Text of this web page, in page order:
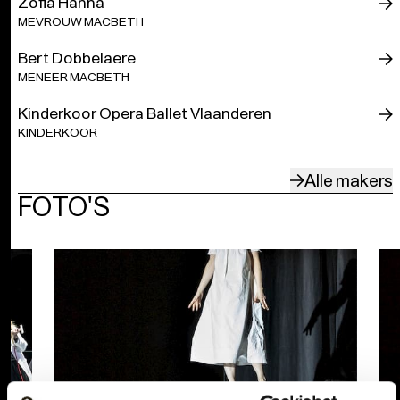
MEVROUW MACBETH
Bert Dobbelaere
MENEER MACBETH
Kinderkoor Opera Ballet Vlaanderen
KINDERKOOR
Alle makers
FOTO'S